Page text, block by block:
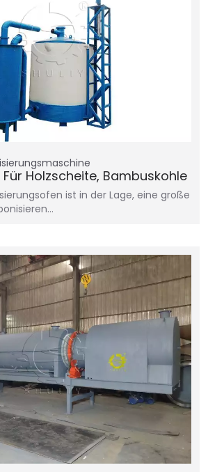
Holzscheite, Bambuskohle
ist in der Lage, eine große